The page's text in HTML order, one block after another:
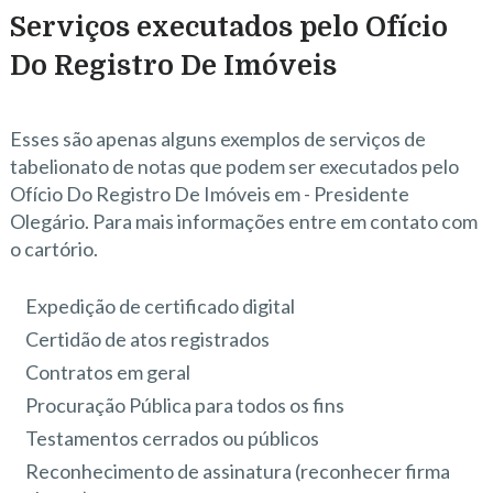
Serviços executados pelo Ofício
Do Registro De Imóveis
Esses são apenas alguns exemplos de serviços de
tabelionato de notas que podem ser executados pelo
Ofício Do Registro De Imóveis em - Presidente
Olegário. Para mais informações entre em contato com
o cartório.
Expedição de certificado digital
Certidão de atos registrados
Contratos em geral
Procuração Pública para todos os fins
Testamentos cerrados ou públicos
Reconhecimento de assinatura (reconhecer firma